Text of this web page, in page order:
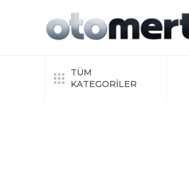
TÜM
KATEGORİLER